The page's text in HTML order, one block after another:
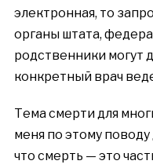
электронная, то
органы штата,
родственники могут
конкретный врач
Тема смерти для
меня по этому
что смерть — это